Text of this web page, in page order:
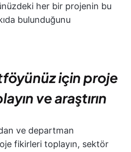
her bir projenin bu
bulunduğunu
için proje
ve araştırın
ve departman
fikirleri toplayın, sektör